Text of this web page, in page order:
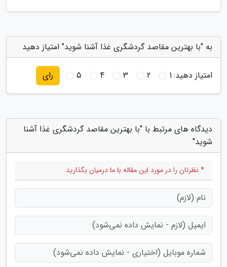
به "با بهترین مقاصد گردشگری غذا آشنا شوید" امتیاز دهید
امتیاز دهید:1
2
3
4
5 رای
دیدگاه های مرتبط با "با بهترین مقاصد گردشگری غذا آشنا
شوید"
* نظرتان را در مورد این مقاله با ما درمیان بگذارید